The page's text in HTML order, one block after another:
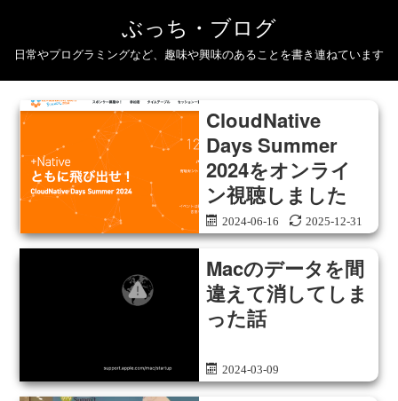
ぶっち・ブログ
日常やプログラミングなど、趣味や興味のあることを書き連ねています
CloudNative
Days Summer
2024をオンライ
ン視聴しました
2024-06-16 2025-12-31
Macのデータを間
違えて消してしま
った話
2024-03-09